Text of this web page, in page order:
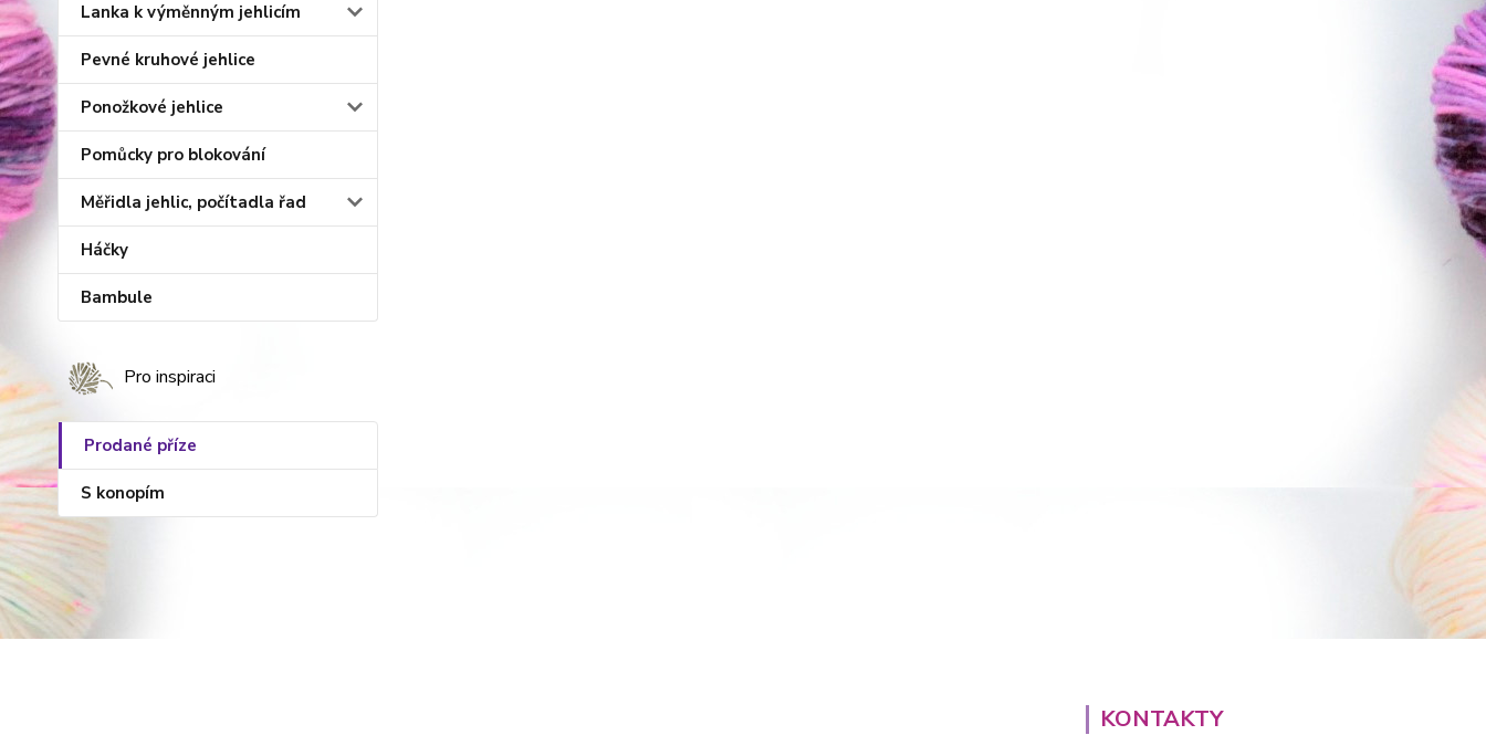
Lanka k výměnným jehlicím
Pevné kruhové jehlice
Ponožkové jehlice
Pomůcky pro blokování
Měřidla jehlic, počítadla řad
Háčky
Bambule
Pro inspiraci
Prodané příze
S konopím
KONTAKTY